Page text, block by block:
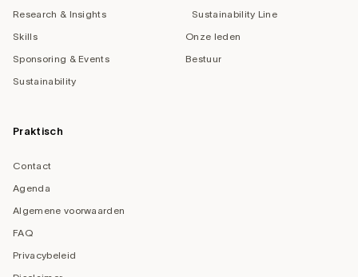
Research & Insights
Skills
Sponsoring & Events
Sustainability
Sustainability Line
Onze leden
Bestuur
Praktisch
Contact
Agenda
Algemene voorwaarden
FAQ
Privacybeleid